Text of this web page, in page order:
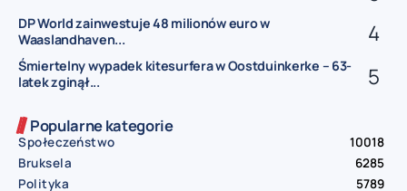
DP World zainwestuje 48 milionów euro w
Waaslandhaven...
Śmiertelny wypadek kitesurfera w Oostduinkerke – 63-
latek zginął...
Popularne kategorie
Społeczeństwo
10018
Bruksela
6285
Polityka
5789